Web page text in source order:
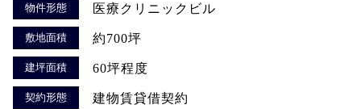
物件形態 医療クリニックビル
敷地面積 約700坪
建坪面積 60坪程度
契約形態 建物賃貸借契約